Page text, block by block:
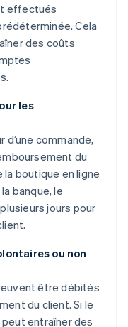
effectués
Cela
des coûts
les
d’une commande,
du
boutique en ligne
banque, le
jours pour
ou non
être débités
du client. Si le
entraîner des